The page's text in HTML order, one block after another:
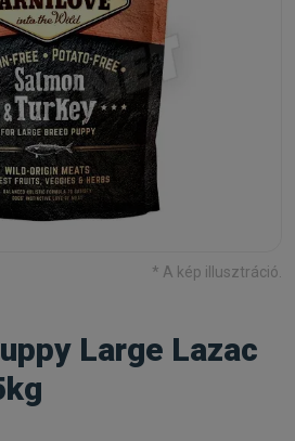
* A kép illusztráció.
Large Lazac